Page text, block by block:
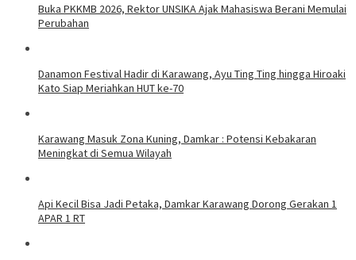
Buka PKKMB 2026, Rektor UNSIKA Ajak Mahasiswa Berani Memulai
Perubahan
Danamon Festival Hadir di Karawang, Ayu Ting Ting hingga Hiroaki
Kato Siap Meriahkan HUT ke-70
Karawang Masuk Zona Kuning, Damkar : Potensi Kebakaran
Meningkat di Semua Wilayah
Api Kecil Bisa Jadi Petaka, Damkar Karawang Dorong Gerakan 1
APAR 1 RT